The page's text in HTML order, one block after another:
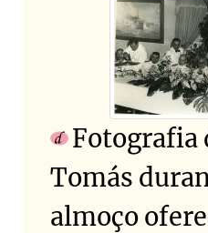
Fotografia
Tomás
almoço